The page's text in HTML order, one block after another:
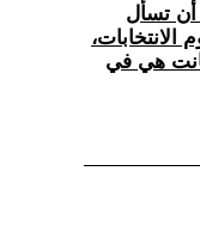
أن تسأل
الانتخابات،
هي في